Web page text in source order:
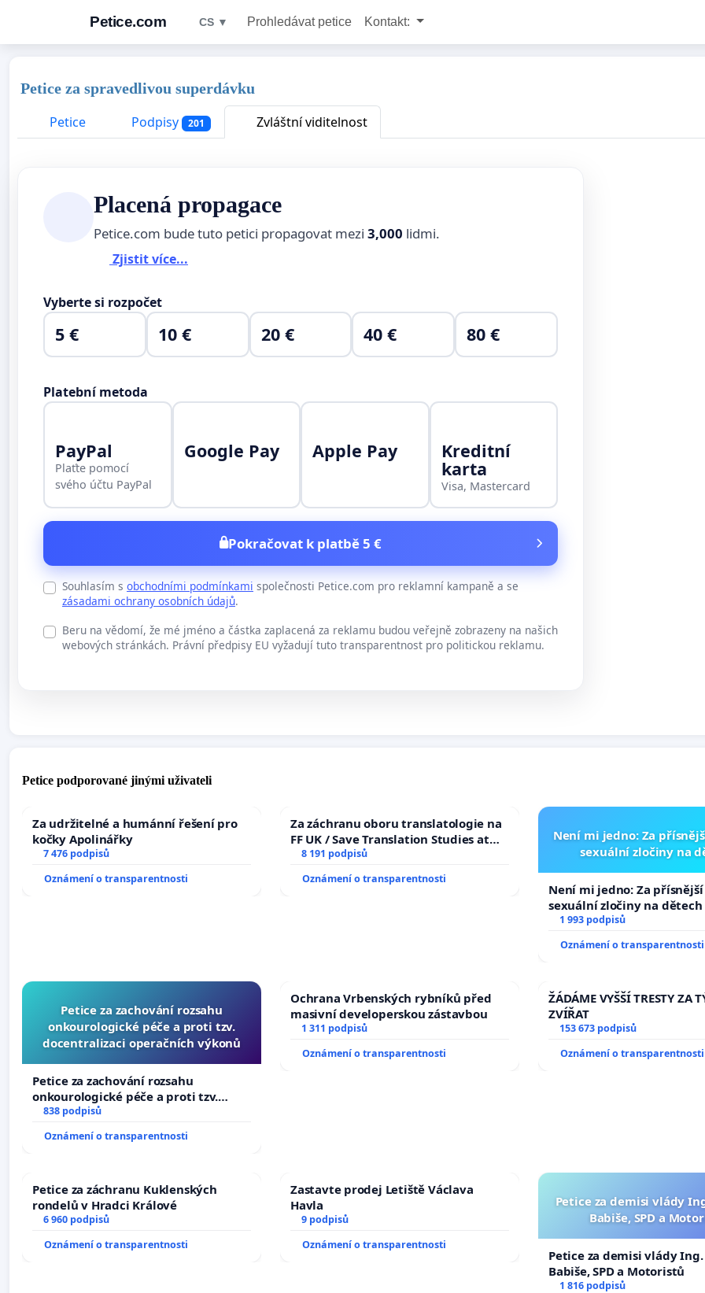
Petice.com CS ▼ Prohledávat petice Kontakt:
Petice za spravedlivou superdávku
Petice
Podpisy 201 Zvláštní viditelnost
Placená propagace
Petice.com bude tuto petici propagovat mezi 3,000 lidmi.
Zjistit více...
Vyberte si rozpočet
5 € 10 € 20 € 40 € 80 €
Platební metoda
PayPal
Plaťte pomocí
svého účtu PayPal
Google Pay Apple Pay Kreditní
karta
Visa, Mastercard
Pokračovat k platbě 5 €
Souhlasím s obchodními podmínkami společnosti Petice.com pro reklamní kampaně a se
zásadami ochrany osobních údajů.
Beru na vědomí, že mé jméno a částka zaplacená za reklamu budou veřejně zobrazeny na našich
webových stránkách. Právní předpisy EU vyžadují tuto transparentnost pro politickou reklamu.
Petice podporované jinými uživateli
Za udržitelné a humánní řešení pro
kočky Apolinářky
7 476 podpisů
Oznámení o transparentnosti
Za záchranu oboru translatologie na
FF UK / Save Translation Studies at
the Faculty of Arts, Charles
8 191 podpisů
Oznámení o transparentnosti
Není mi jedno: Za
sexuální zločiny na
Není mi jedno: Za
sexuální zločiny na dětech
1 993 podpisů
Oznámení o transparentnosti
Petice za zachování rozsahu
onkourologické péče a proti tzv.
docentralizaci operačních výkonů
Petice za zachování rozsahu
onkourologické péče a proti tzv.
docentralizaci operačních výkonů
838 podpisů
Oznámení o transparentnosti
Ochrana Vrbenských rybníků před
masivní developerskou zástavbou
1 311 podpisů
Oznámení o transparentnosti
ŽÁDÁME VYŠŠÍ TRESTY ZA
ZVÍŘAT
153 673 podpisů
Oznámení o transparentnosti
Petice za záchranu Kuklenských
rondelů v Hradci Králové
6 960 podpisů
Oznámení o transparentnosti
Zastavte prodej Letiště Václava
Havla
9 podpisů
Oznámení o transparentnosti
Petice za demisi vlády
Babiše, SPD a
Petice za demisi vlády
Babiše, SPD a Motoristů
1 816 podpisů